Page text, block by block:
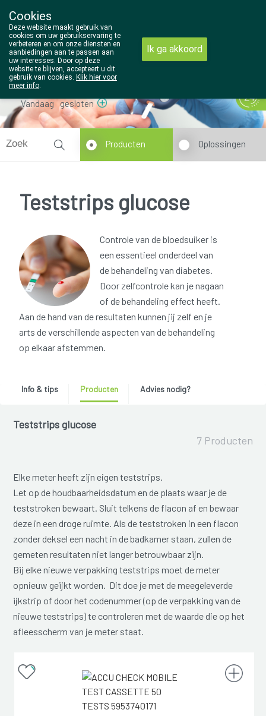
014/810298
Vandaag gesloten
Producten Oplossingen
Teststrips glucose
Controle van de bloedsuiker is
een essentieel onderdeel van
de behandeling van diabetes.
Door zelfcontrole kan je nagaan
of de behandeling effect heeft.
Aan de hand van de resultaten kunnen jij zelf en je
arts de verschillende aspecten van de behandeling
op elkaar afstemmen.
Info & tips Producten Advies nodig?
Teststrips glucose
7 Producten
Elke meter heeft zijn eigen teststrips.
Let op de houdbaarheidsdatum en de plaats waar je de
teststroken bewaart. Sluit telkens de flacon af en bewaar
deze in een droge ruimte. Als de teststroken in een flacon
zonder deksel een nacht in de badkamer staan, zullen de
gemeten resultaten niet langer betrouwbaar zijn.
Bij elke nieuwe verpakking teststrips moet de meter
opnieuw geijkt worden. Dit doe je met de meegeleverde
ijkstrip of door het codenummer (op de verpakking van de
nieuwe teststrips) te controleren met de waarde die op het
afleesscherm van je meter staat.
Cookies
Deze website maakt gebruik van
cookies om uw gebruikservaring te
verbeteren en om onze diensten en
aanbiedingen aan te passen aan
uw interesses. Door op deze
website te blijven, accepteert u dit
gebruik van cookies. Klik hier voor
meer info.
Ik ga akkoord